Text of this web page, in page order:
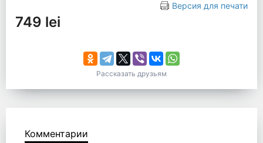
Версия для печати
749 lei
Рассказать друзьям
Комментарии